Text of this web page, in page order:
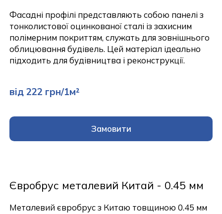
Фасадні профілі представляють собою панелі з
тонколистової оцинкованої сталі із захисним
полімерним покриттям, служать для зовнішнього
облицювання будівель. Цей матеріал ідеально
підходить для будівництва і реконструкції.
від 222 грн/1м²
Замовити
Євробрус металевий Китай - 0.45 мм
Металевий євробрус з Китаю товщиною 0.45 мм